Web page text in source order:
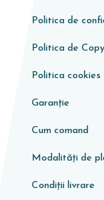
Politica de
Politica de
Politica cookies
Garanţie
Cum comand
Modalități de
Condiţii livrare